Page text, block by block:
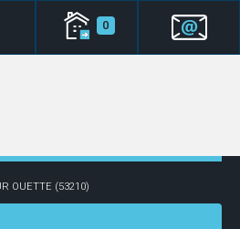
0
OUETTE (53210)